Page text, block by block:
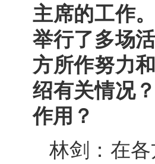
主席的工作
举行了多场
方所作努力
绍有关情况
作用？
林剑：在